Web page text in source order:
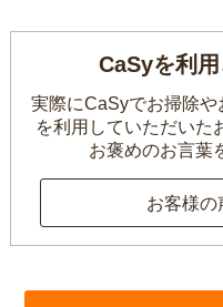
CaSyを利
実際にCaSyでお掃除
を利用していただいた
お褒めのお言葉
お客様の